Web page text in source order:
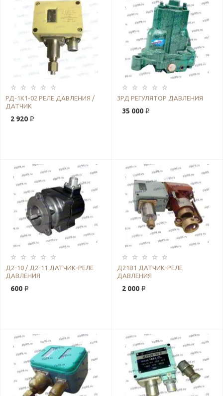
РД-1К1-02 РЕЛЕ ДАВЛЕНИЯ /
ДАТЧИК
2 920 ₽
3РД РЕГУЛЯТОР ДАВЛЕНИЯ
35 000 ₽
Д2-10 / Д2-11 ДАТЧИК-РЕЛЕ
ДАВЛЕНИЯ
600 ₽
Д21В1 ДАТЧИК-РЕЛЕ
ДАВЛЕНИЯ
2 000 ₽